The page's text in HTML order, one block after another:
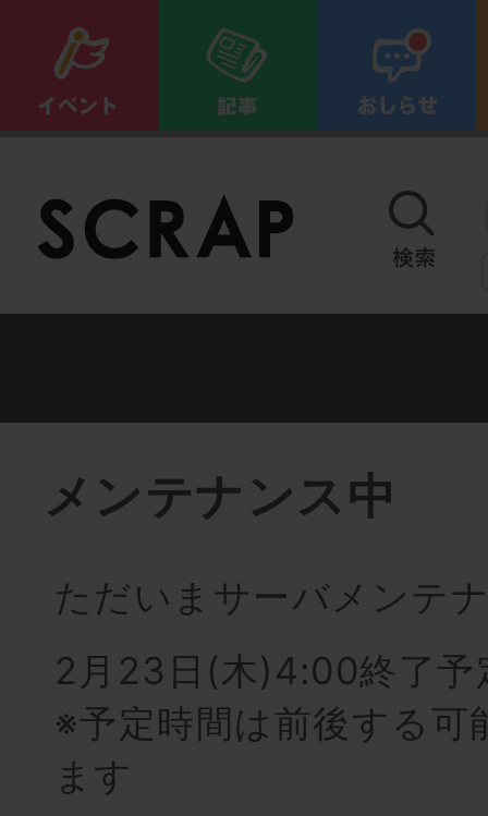
メンテナンス中
ただいまサーバメンテ
2月23日(木)4:00終了予
※予定時間は前後する可
ます